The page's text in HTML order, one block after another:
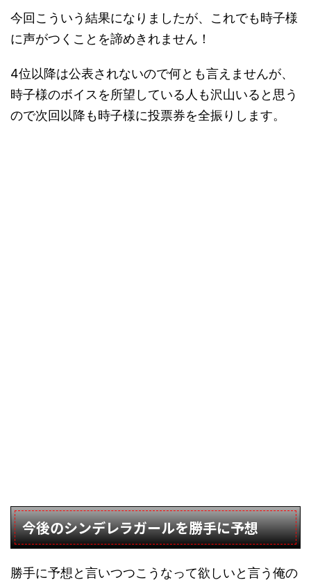
今回こういう結果になりましたが、これでも時子様
に声がつくことを諦めきれません！
4位以降は公表されないので何とも言えませんが、
時子様のボイスを所望している人も沢山いると思う
ので次回以降も時子様に投票券を全振りします。
今後のシンデレラガールを勝手に予想
勝手に予想と言いつつこうなって欲しいと言う俺の